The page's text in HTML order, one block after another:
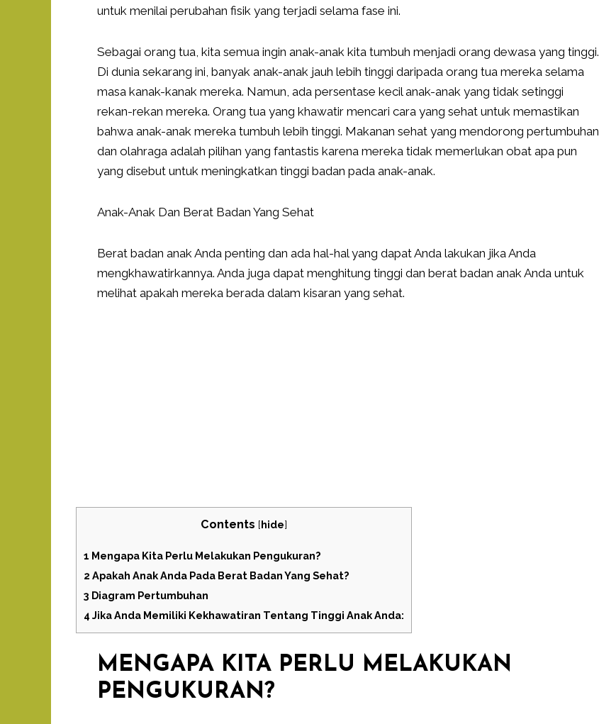
untuk menilai perubahan fisik yang terjadi selama fase ini.
Sebagai orang tua, kita semua ingin anak-anak kita tumbuh menjadi orang dewasa yang tinggi.
Di dunia sekarang ini, banyak anak-anak jauh lebih tinggi daripada orang tua mereka selama
masa kanak-kanak mereka. Namun, ada persentase kecil anak-anak yang tidak setinggi
rekan-rekan mereka. Orang tua yang khawatir mencari cara yang sehat untuk memastikan
bahwa anak-anak mereka tumbuh lebih tinggi. Makanan sehat yang mendorong pertumbuhan
dan olahraga adalah pilihan yang fantastis karena mereka tidak memerlukan obat apa pun
yang disebut untuk meningkatkan tinggi badan pada anak-anak.
Anak-Anak Dan Berat Badan Yang Sehat
Berat badan anak Anda penting dan ada hal-hal yang dapat Anda lakukan jika Anda
mengkhawatirkannya. Anda juga dapat menghitung tinggi dan berat badan anak Anda untuk
melihat apakah mereka berada dalam kisaran yang sehat.
Contents [hide]
1 Mengapa Kita Perlu Melakukan Pengukuran?
2 Apakah Anak Anda Pada Berat Badan Yang Sehat?
3 Diagram Pertumbuhan
4 Jika Anda Memiliki Kekhawatiran Tentang Tinggi Anak Anda:
MENGAPA KITA PERLU MELAKUKAN
PENGUKURAN?